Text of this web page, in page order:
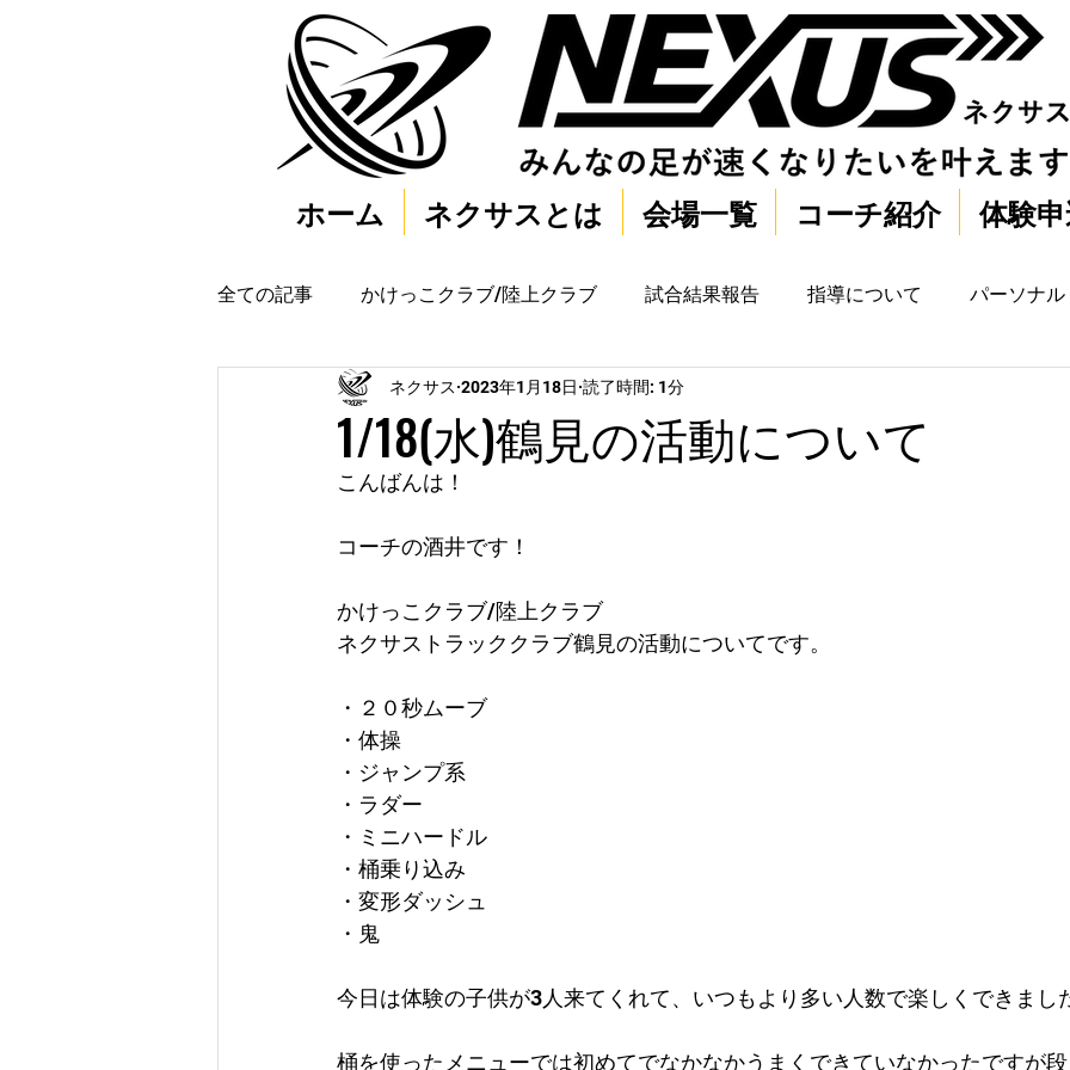
ホーム ネクサスとは 会場一覧 コーチ紹介 体験
全ての記事 かけっこクラブ/陸上クラブ 試合結果報告 指導について パーソナ
1/18(水)鶴見の活動について
ネクサス 2023年1月18日 読了時間: 1分
こんばんは！
コーチの酒井です！
かけっこクラブ/陸上クラブ
ネクサストラッククラブ鶴見の活動についてです。
・２０秒ムーブ
・体操
・ジャンプ系
・ラダー
・ミニハードル
・桶乗り込み
・変形ダッシュ
・鬼
今日は体験の子供が3人来てくれて、いつもより多い人数で楽しくできまし
桶を使ったメニューでは初めてでなかなかうまくできていなかったですが